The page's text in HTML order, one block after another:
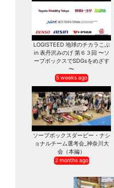
LOGISTEED 地球のチカラこぶ
in 表丹沢みのげ 第６３回 〜ソ
ープボックスでSDGsをめざす
〜
5 weeks ago
ソープボックスダービー・ナシ
ョナルチーム選考会_神奈川大
会（本編）
2 months ago